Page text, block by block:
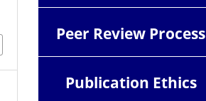
Peer Review Process
Publication Ethics